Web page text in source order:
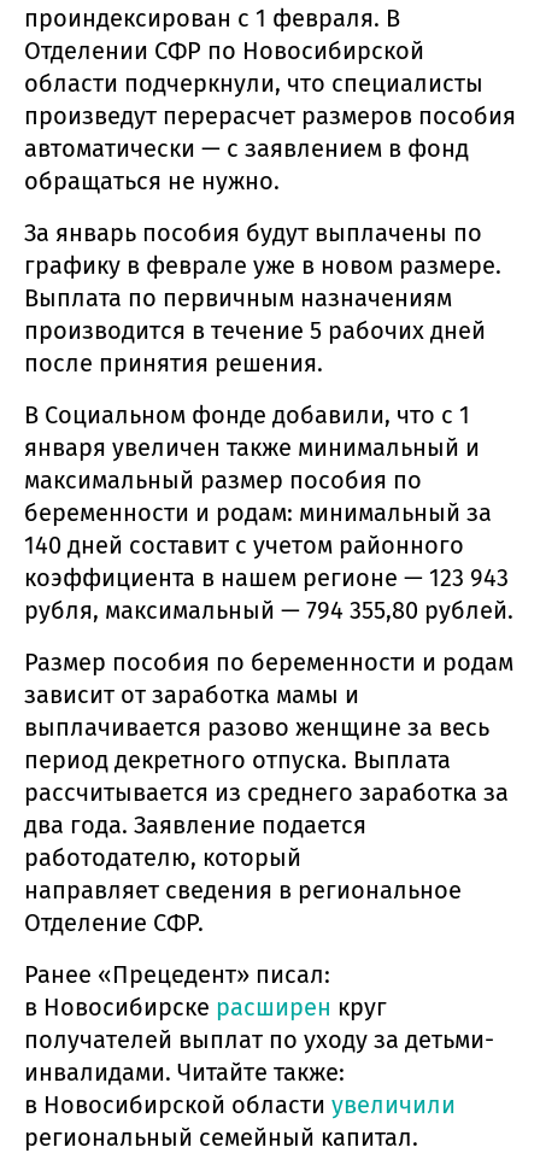
проиндексирован с 1 февраля. В
Отделении СФР по Новосибирской
области подчеркнули, что специалисты
произведут перерасчет размеров пособия
автоматически — с заявлением в фонд
обращаться не нужно.
За январь пособия будут выплачены по
графику в феврале уже в новом размере.
Выплата по первичным назначениям
производится в течение 5 рабочих дней
после принятия решения.
В Социальном фонде добавили, что с 1
января увеличен также минимальный и
максимальный размер пособия по
беременности и родам: минимальный за
140 дней составит с учетом районного
коэффициента в нашем регионе — 123 943
рубля, максимальный — 794 355,80 рублей.
Размер пособия по беременности и родам
зависит от заработка мамы и
выплачивается разово женщине за весь
период декретного отпуска. Выплата
рассчитывается из среднего заработка за
два года. Заявление подается
работодателю, который
направляет сведения в региональное
Отделение СФР.
Ранее «Прецедент» писал:
в Новосибирске расширен круг
получателей выплат по уходу за детьми-
инвалидами. Читайте также:
в Новосибирской области увеличили
региональный семейный капитал.